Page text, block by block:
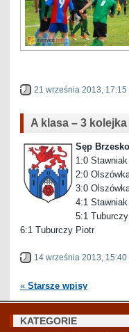
21 września 2013, 17:15
A klasa – 3 kolejka
Sęp
1:0
2:0
3:0
4:1
5:1
6:1 Tuburczy Piotr
14 września 2013, 15:40
« Starsze wpisy
KATEGORIE